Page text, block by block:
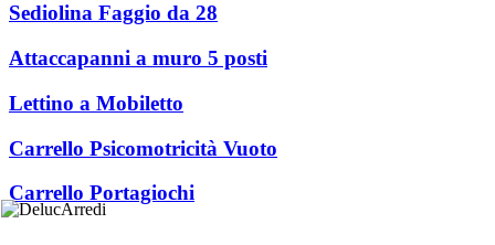
Sediolina Faggio da 28
Attaccapanni a muro 5 posti
Lettino a Mobiletto
Carrello Psicomotricità Vuoto
Carrello Portagiochi